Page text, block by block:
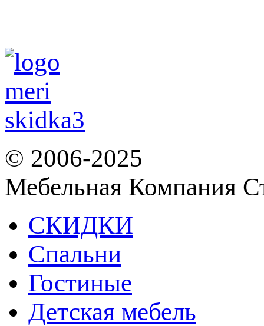
© 2006-2025
Мебельная Компания
СКИДКИ
Спальни
Гостиные
Детская мебель